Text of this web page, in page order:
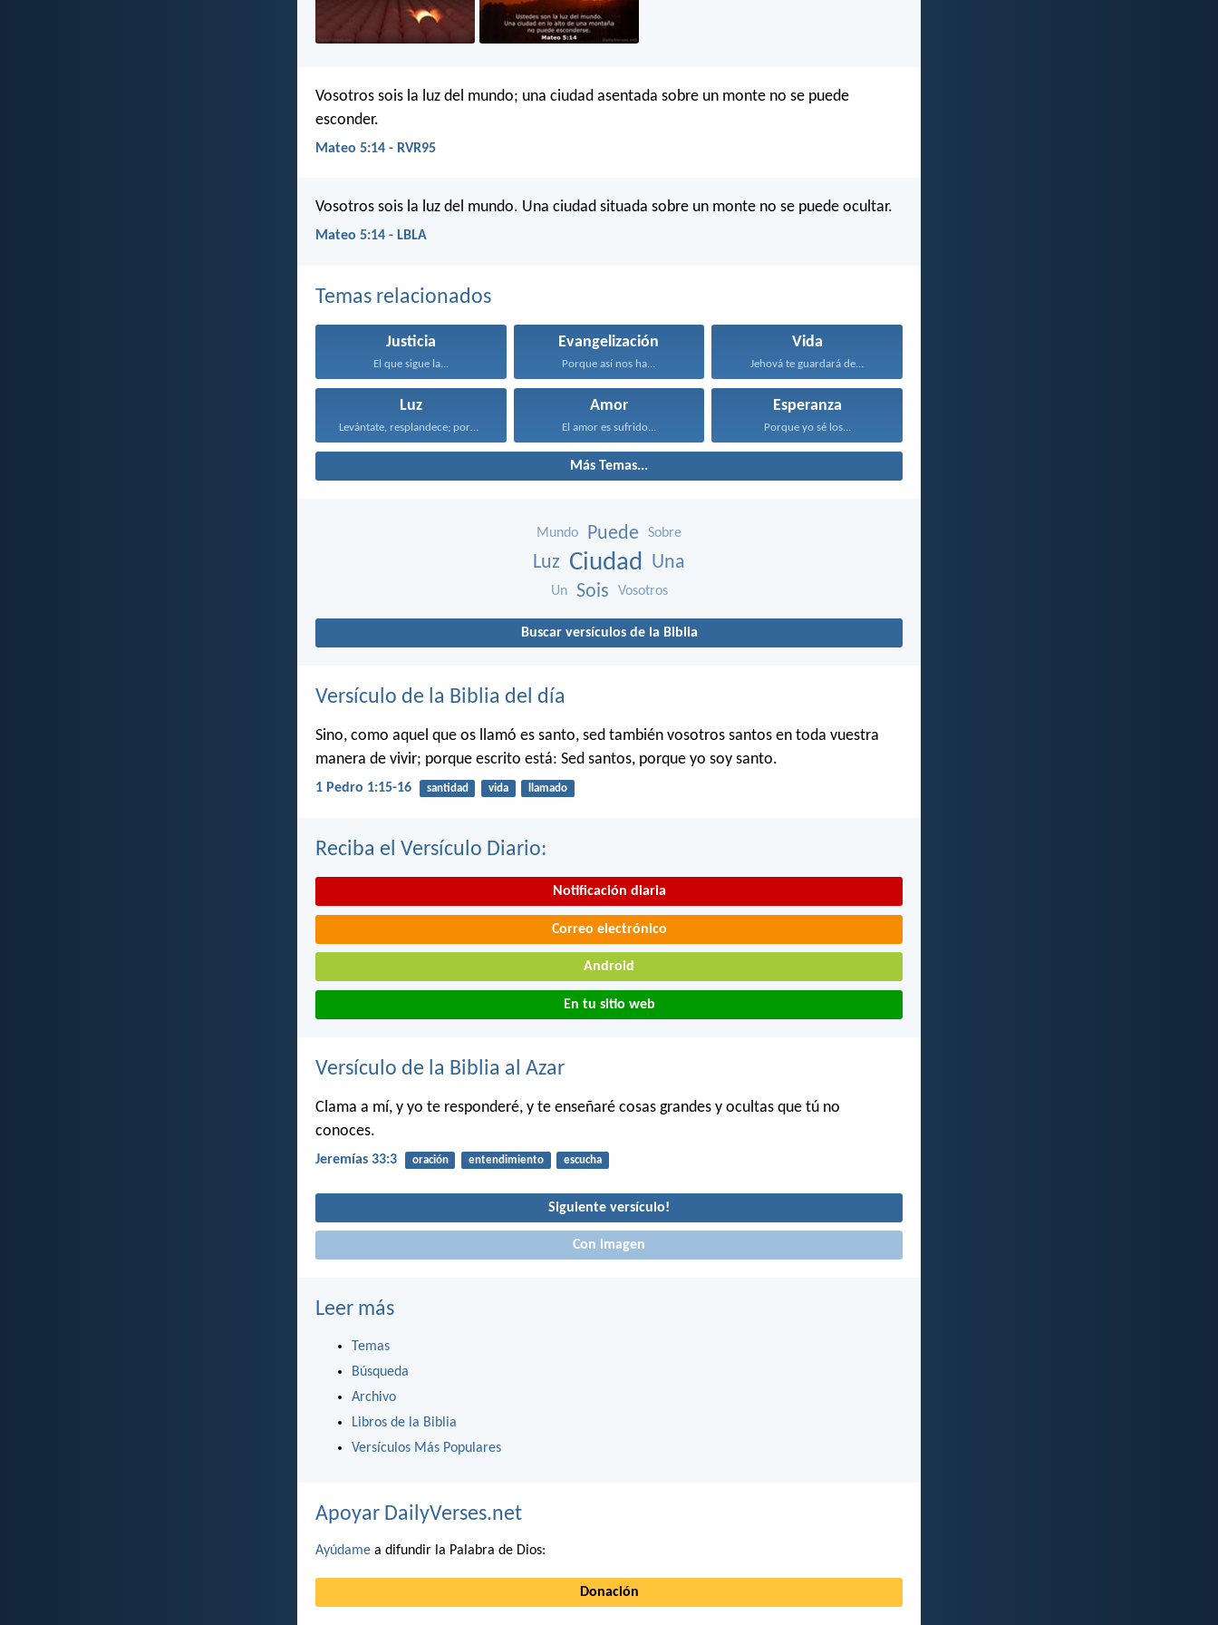
Vosotros sois la luz del mundo; una ciudad asentada sobre un monte no se puede
esconder.
Mateo 5:14 - RVR95
Vosotros sois la luz del mundo. Una ciudad situada sobre un monte no se puede ocultar.
Mateo 5:14 - LBLA
Temas relacionados
Justicia
El que sigue la...
Evangelización
Porque así nos ha...
Vida
Jehová te guardará de...
Luz
Levántate, resplandece; porque ha...
Amor
El amor es sufrido...
Esperanza
Porque yo sé los...
Más Temas...
Mundo Puede Sobre
Luz Ciudad Una
Un Sois Vosotros
Buscar versículos de la Biblia
Versículo de la Biblia del día
Sino, como aquel que os llamó es santo, sed también vosotros santos en toda vuestra
manera de vivir; porque escrito está: Sed santos, porque yo soy santo.
1 Pedro 1:15-16 santidad vida llamado
Reciba el Versículo Diario:
Notificación diaria
Correo electrónico
Android
En tu sitio web
Versículo de la Biblia al Azar
Clama a mí, y yo te responderé, y te enseñaré cosas grandes y ocultas que tú no
conoces.
Jeremías 33:3 oración entendimiento escucha
Siguiente versículo!
Con imagen
Leer más
Temas
Búsqueda
Archivo
Libros de la Biblia
Versículos Más Populares
Apoyar DailyVerses.net
Ayúdame a difundir la Palabra de Dios:
Donación